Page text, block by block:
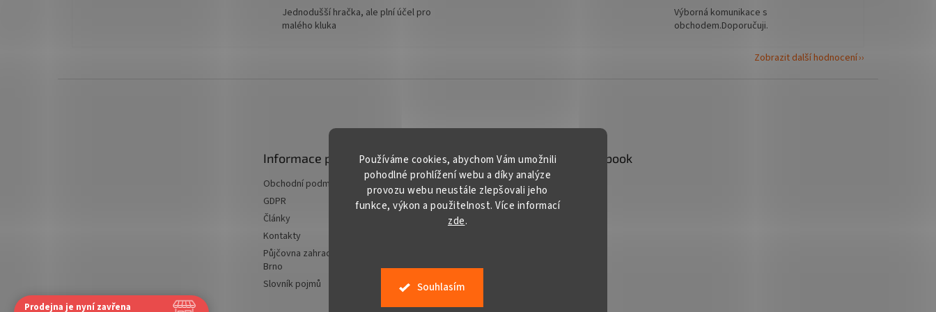
Používáme cookies, abychom Vám umožnili
pohodlné prohlížení webu a díky analýze
provozu webu neustále zlepšovali jeho
funkce, výkon a použitelnost. Více informací
zde.
Souhlasím
Jednodušší hračka, ale plní účel pro
malého kluka
Výborná komunikace s
obchodem.Doporučuji.
Zobrazit další hodnocení
Informace pro vás
Obchodní podmínky
GDPR
Články
Kontakty
Půjčovna zahradní techniky
Brno
Slovník pojmů
Kontakt
prodej@ gardentech.cz
+420 548 531 294
+420 777 228 328
Facebook
Prodejna je nyní zavřena